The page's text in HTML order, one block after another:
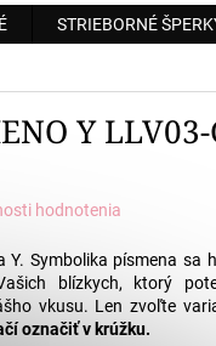
STRIEBORNÉ
Y
hodnotenia
Y. Symbolika písmena sa
blízkych, ktorý
vkusu. Len zvoľte
označiť v krúžku.